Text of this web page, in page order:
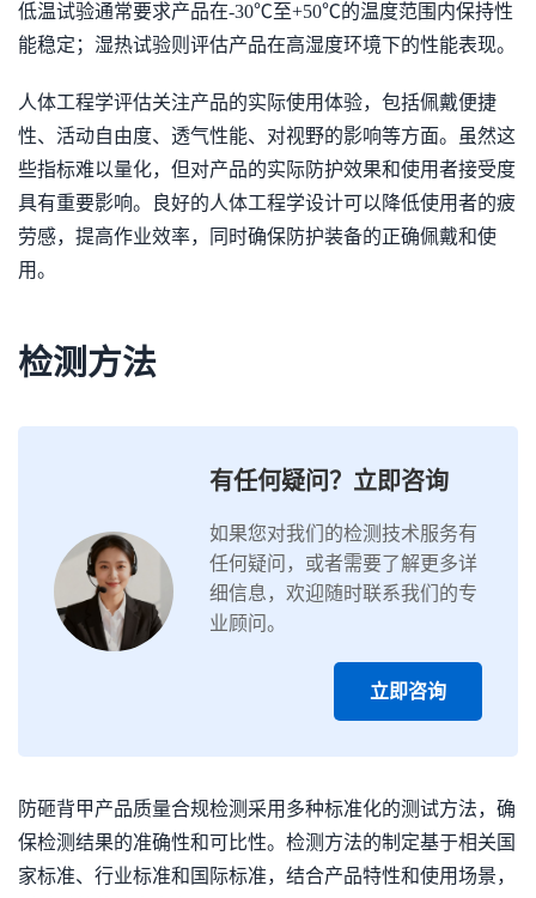
低温试验通常要求产品在-30℃至+50℃的温度范围内保持性
能稳定；湿热试验则评估产品在高湿度环境下的性能表现。
人体工程学评估关注产品的实际使用体验，包括佩戴便捷
性、活动自由度、透气性能、对视野的影响等方面。虽然这
些指标难以量化，但对产品的实际防护效果和使用者接受度
具有重要影响。良好的人体工程学设计可以降低使用者的疲
劳感，提高作业效率，同时确保防护装备的正确佩戴和使
用。
检测方法
有任何疑问？立即咨询
如果您对我们的检测技术服务有
任何疑问，或者需要了解更多详
细信息，欢迎随时联系我们的专
业顾问。
立即咨询
防砸背甲产品质量合规检测采用多种标准化的测试方法，确
保检测结果的准确性和可比性。检测方法的制定基于相关国
家标准、行业标准和国际标准，结合产品特性和使用场景，